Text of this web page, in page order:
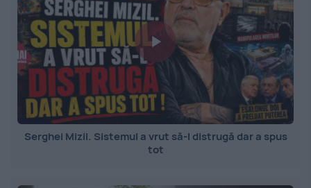
Serghei Mizil. Sistemul a vrut să-l distrugă dar a spus
tot